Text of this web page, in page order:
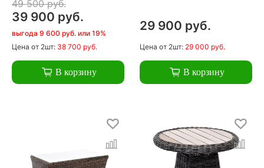
49 500 руб.
39 900 руб.
выгода 9 600 руб. или 19%
Цена от 2шт: 38 700 руб.
В корзину
29 900 руб.
Цена от 2шт: 29 000 руб.
В корзину